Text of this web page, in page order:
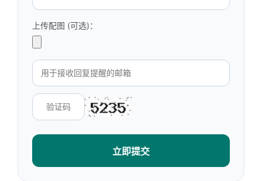
上传配图 (可选)：
立即提交